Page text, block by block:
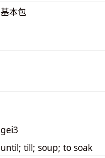
基本包
gei3
until; till; soup; to soak